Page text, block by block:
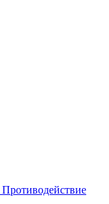
Противодействие